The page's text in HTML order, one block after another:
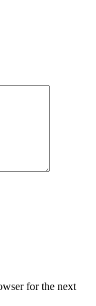
for the next